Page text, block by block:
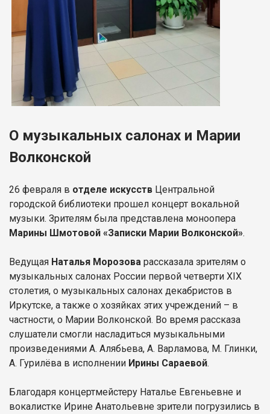
О музыкальных салонах и Марии
Волконской
26 февраля в отделе искусств Центральной
городской библиотеки прошел концерт вокальной
музыки. Зрителям была представлена моноопера
Марины Шмотовой «Записки Марии Волконской».
Ведущая Наталья Морозова рассказала зрителям о
музыкальных салонах России первой четверти XIX
столетия, о музыкальных салонах декабристов в
Иркутске, а также о хозяйках этих учреждений – в
частности, о Марии Волконской. Во время рассказа
слушатели смогли насладиться музыкальными
произведениями А. Алябьева, А. Варламова, М. Глинки,
А. Гурилёва в исполнении Ирины Сараевой.
Благодаря концертмейстеру Наталье Евгеньевне и
вокалистке Ирине Анатольевне зрители погрузились в